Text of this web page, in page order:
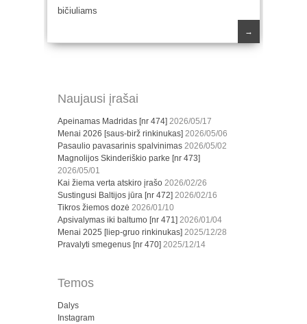
bičiuliams
→
Naujausi įrašai
Apeinamas Madridas [nr 474] 2026/05/17
Menai 2026 [saus-birž rinkinukas] 2026/05/06
Pasaulio pavasarinis spalvinimas 2026/05/02
Magnolijos Skinderiškio parke [nr 473]
2026/05/01
Kai žiema verta atskiro įrašo 2026/02/26
Sustingusi Baltijos jūra [nr 472] 2026/02/16
Tikros žiemos dozė 2026/01/10
Apsivalymas iki baltumo [nr 471] 2026/01/04
Menai 2025 [liep-gruo rinkinukas] 2025/12/28
Pravalyti smegenus [nr 470] 2025/12/14
Temos
Dalys
Instagram